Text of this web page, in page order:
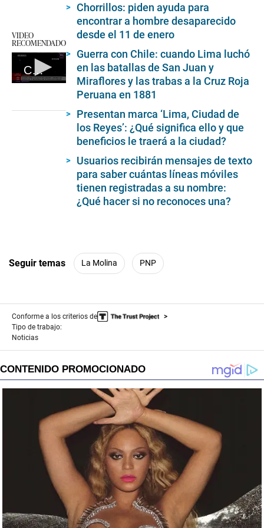
VIDEO
RECOMENDADO
Chorrillos: enfrentamiento entre pescadores y serenazgo
Chorrillos: piden ayuda para
encontrar a hombre desaparecido
desde el 11 de enero
Guerra con Chile: cuando Lima luchó
en las batallas de San Juan y
Miraflores y las trabas a la Cruz Roja
Peruana en 1881
Presentan marca ‘Lima, Ciudad de
los Reyes’: ¿Qué significa ello y que
beneficios le traerá a la ciudad?
Usuarios recibirán mensajes de texto
para saber cuántas líneas móviles
tienen registradas a su nombre:
¿Qué hacer si no reconoces una?
Seguir temas La Molina PNP
Conforme a los criterios de
Tipo de trabajo:
Noticias